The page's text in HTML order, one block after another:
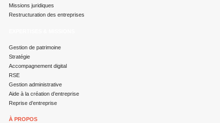
Missions juridiques
Restructuration des entreprises
Gestion de patrimoine
Stratégie
Accompagnement digital
RSE
Gestion administrative
Aide à la création d’entreprise
Reprise d’entreprise
À PROPOS